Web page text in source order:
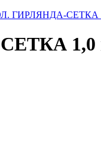
ГИРЛЯНДА-СЕТКА
1,0